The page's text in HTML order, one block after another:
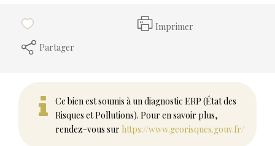
Imprimer
Partager
Ce bien est soumis à un diagnostic ERP (État des
Risques et Pollutions). Pour en savoir plus,
rendez-vous sur https://www.georisques.gouv.fr/